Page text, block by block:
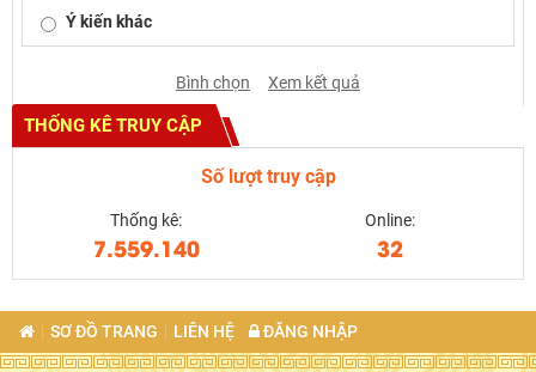
Ý kiến khác
Bình chọn Xem kết quả
THỐNG KÊ TRUY CẬP
Số lượt truy cập
Thống kê:
7.559.140
Online:
32
SƠ ĐỒ TRANG LIÊN HỆ ĐĂNG NHẬP